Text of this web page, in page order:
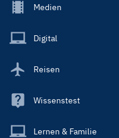
Footer
Main
Medien
Digital
Reisen
Wissenstest
Lernen & Familie